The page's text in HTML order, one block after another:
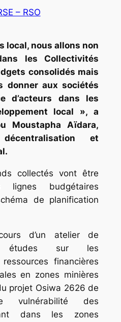
– RSO
local, nous allons non
les Collectivités
consolidés mais
donner aux sociétés
d’acteurs dans les
local », a
Moustapha Aïdara,
et
collectés vont être
budgétaires
de planification
d’un atelier de
études sur les
financières
en zones minières
projet Osiwa 2626 de
vulnérabilité des
dans les zones